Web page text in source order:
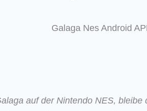
auf der Nintendo NES,